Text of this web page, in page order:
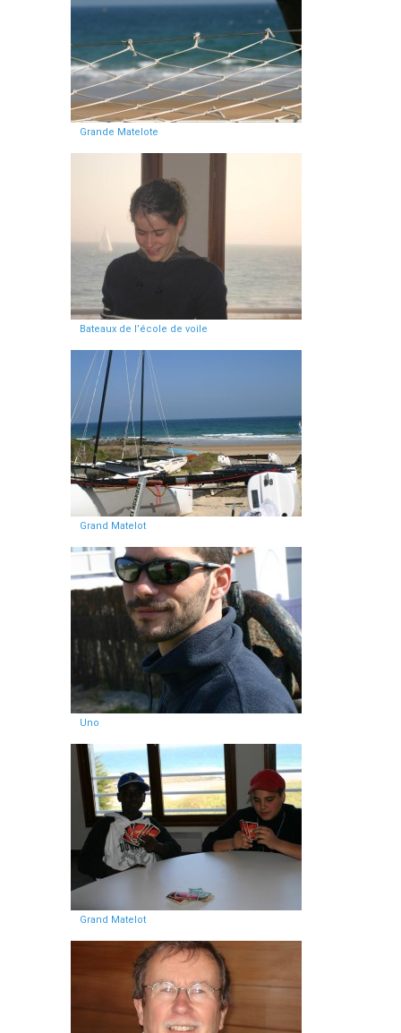
Grande Matelote
Bateaux de l’école de voile
Grand Matelot
Uno
Grand Matelot